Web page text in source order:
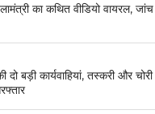
का कथित वीडियो वायरल, जांच
बड़ी कार्यवाहियां, तस्करी और चोरी